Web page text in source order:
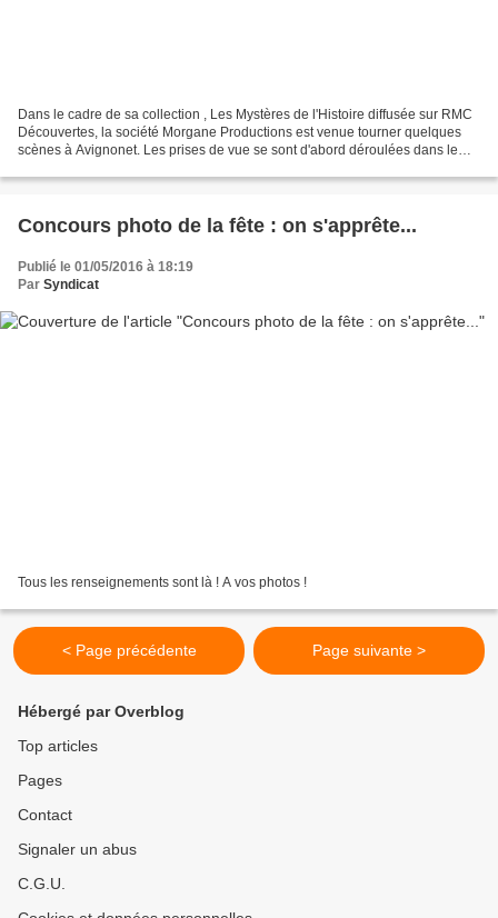
Dans le cadre de sa collection , Les Mystères de l'Histoire diffusée sur RMC
Découvertes, la société Morgane Productions est venue tourner quelques
scènes à Avignonet. Les prises de vue se sont d'abord déroulées dans le
Concours photo de la fête : on s'apprête...
Publié le 01/05/2016 à 18:19
Par Syndicat
Tous les renseignements sont là ! A vos photos !
< Page précédente Page suivante >
Hébergé par Overblog
Top articles
Pages
Contact
Signaler un abus
C.G.U.